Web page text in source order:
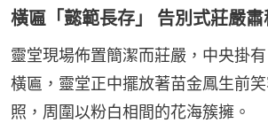
橫匾「懿範長存」 告別式莊嚴肅
靈堂現場佈置簡潔而莊嚴，中央掛
橫匾，靈堂正中擺放著苗金鳳生前
照，周圍以粉白相間的花海簇擁。